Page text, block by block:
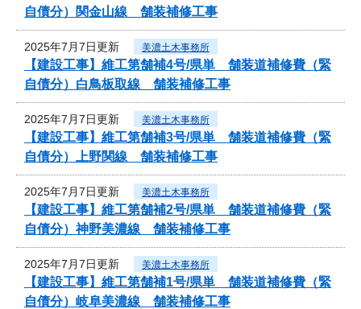
自債分）関金山線 舗装補修工事
2025年7月7日更新 美濃土木事務所
【建設工事】維工第舗補4号/県単 舗装道補修費（緊
自債分）白鳥板取線 舗装補修工事
2025年7月7日更新 美濃土木事務所
【建設工事】維工第舗補3号/県単 舗装道補修費（緊
自債分）上野関線 舗装補修工事
2025年7月7日更新 美濃土木事務所
【建設工事】維工第舗補2号/県単 舗装道補修費（緊
自債分）神野美濃線 舗装補修工事
2025年7月7日更新 美濃土木事務所
【建設工事】維工第舗補1号/県単 舗装道補修費（緊
自債分）岐阜美濃線 舗装補修工事